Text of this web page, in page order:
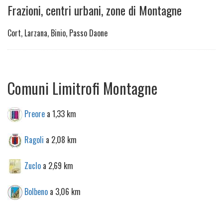
Frazioni, centri urbani, zone di Montagne
Cort, Larzana, Binio, Passo Daone
Comuni Limitrofi Montagne
Preore a 1,33 km
Ragoli a 2,08 km
Zuclo a 2,69 km
Bolbeno a 3,06 km